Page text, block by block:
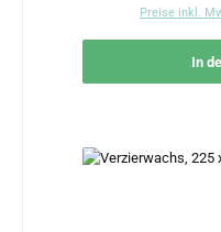
Preise inkl.
In